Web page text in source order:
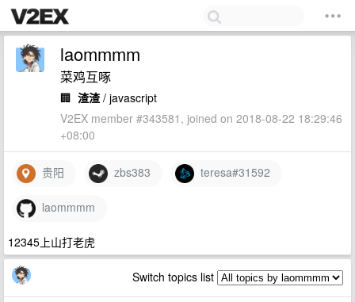
laommmm
菜鸡互啄
🏢 渣渣/ javascript
V2EX member #343581, joined on 2018-08-22 18:29:46
+08:00
贵阳 zbs383 teresa#31592
laommmm
12345上山打老虎
Switch topics list